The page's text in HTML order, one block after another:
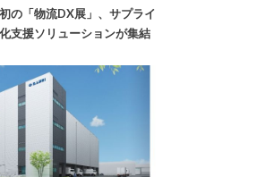
の「物流DX展」、サプライ
支援ソリューションが集結